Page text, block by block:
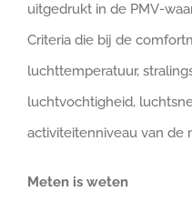
uitgedrukt in de PMV-
Criteria die bij de
luchttemperatuur,
luchtvochtigheid,
activiteitenniveau van de
Meten is weten